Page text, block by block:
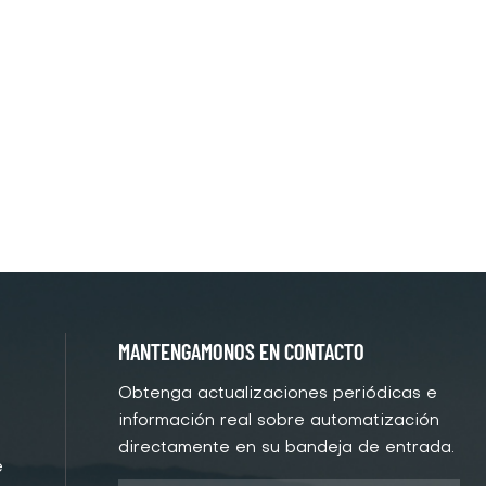
MANTENGAMONOS EN CONTACTO
Obtenga actualizaciones periódicas e
información real sobre automatización
directamente en su bandeja de entrada.